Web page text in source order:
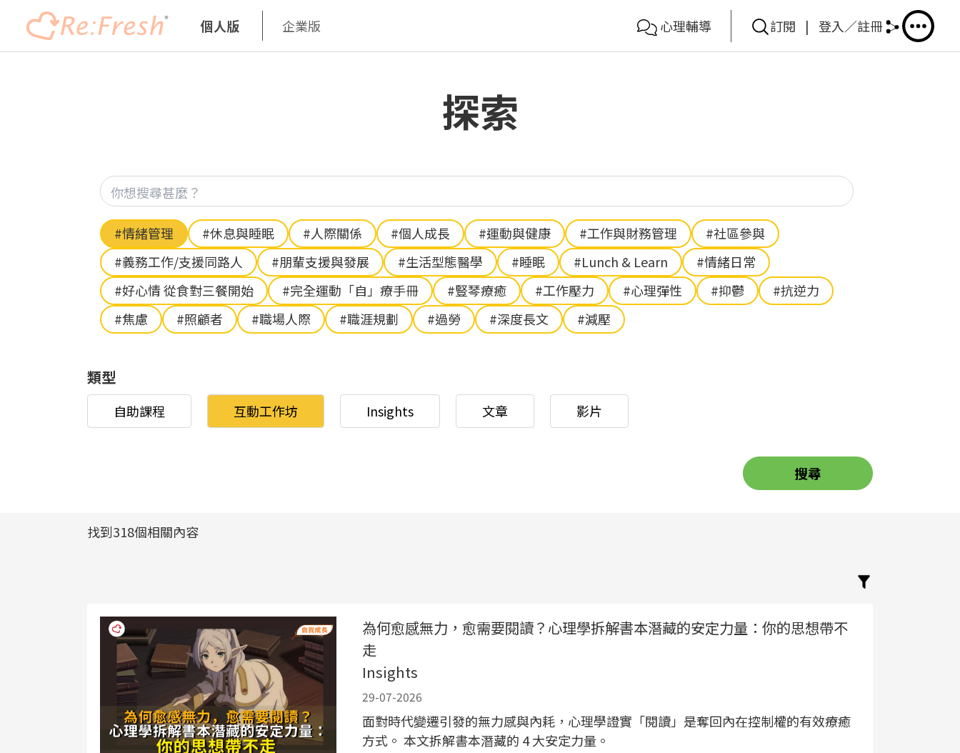
個人版 企業版 心理輔導 訂閱 | 登入／註冊
探索
Hashtag
#情緒管理 #休息與睡眠 #人際關係 #個人成長 #運動與健康 #工作與財務管理
#社區參與
#義務工作/支援同路人
#朋輩支援與發展 #生活型態醫學 #睡眠 #Lunch & Learn
#情緒日常
#好心情 從食對三餐開始
#完全運動「自」療手冊 #豎琴療癒 #工作壓力 #心理彈性 #抑鬱
#抗逆力
#焦慮
#照顧者 #職場人際 #職涯規劃 #過勞 #深度長文 #減壓
類型
自助課程 互動工作坊 Insights 文章 影片
找到318個相關內容
為何愈感無力，愈需要閱讀？心理學拆解書本潛藏的安定力量：你的思想帶不
走
Insights
29-07-2026
面對時代變遷引發的無力感與內耗，心理學證實「閱讀」是奪回內在控制權的有效療癒
方式。 本文拆解書本潛藏的 4 大安定力量。